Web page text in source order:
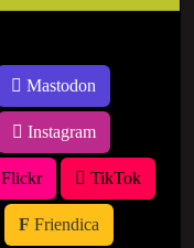
Mastodon
Instagram
Flickr TikTok
Friendica